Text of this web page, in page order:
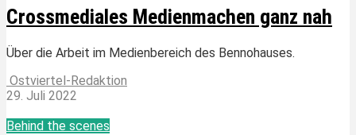
Crossmediales Medienmachen ganz nah
Über die Arbeit im Medienbereich des Bennohauses.
Ostviertel-Redaktion
29. Juli 2022
Behind the scenes